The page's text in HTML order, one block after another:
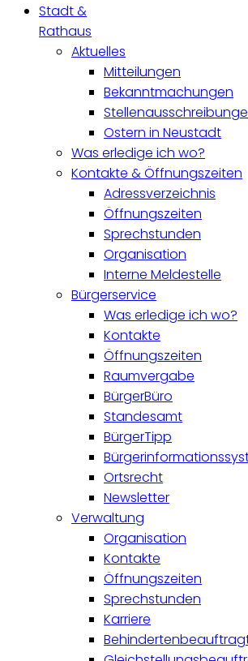
Stadt &
Rathaus
Aktuelles
Mitteilungen
Bekanntmachungen
Ostern in Neustadt
Was erledige ich wo?
Kontakte & Öffnungszeiten
Adressverzeichnis
Öffnungszeiten
Sprechstunden
Organisation
Interne Meldestelle
Bürgerservice
Was erledige ich wo?
Kontakte
Öffnungszeiten
Raumvergabe
BürgerBüro
Standesamt
BürgerTipp
Ortsrecht
Newsletter
Verwaltung
Organisation
Kontakte
Öffnungszeiten
Sprechstunden
Karriere